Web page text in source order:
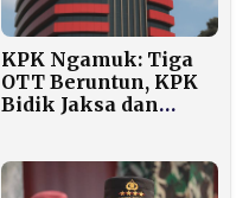
KPK Ngamuk: Tiga
OTT Beruntun, KPK
Bidik Jaksa dan